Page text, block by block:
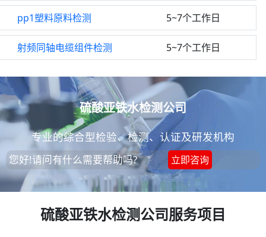
pp1塑料原料检测 5~7个工作日
射频同轴电缆组件检测 5~7个工作日
硫酸亚铁水检测公司
专业的综合型检验、检测、认证及研发机构
您好!请问有什么需要帮助吗? 立即咨询
硫酸亚铁水检测公司服务项目